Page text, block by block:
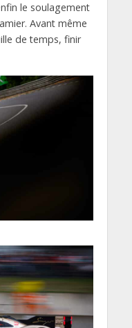
le soulagement
Avant même
de temps, finir